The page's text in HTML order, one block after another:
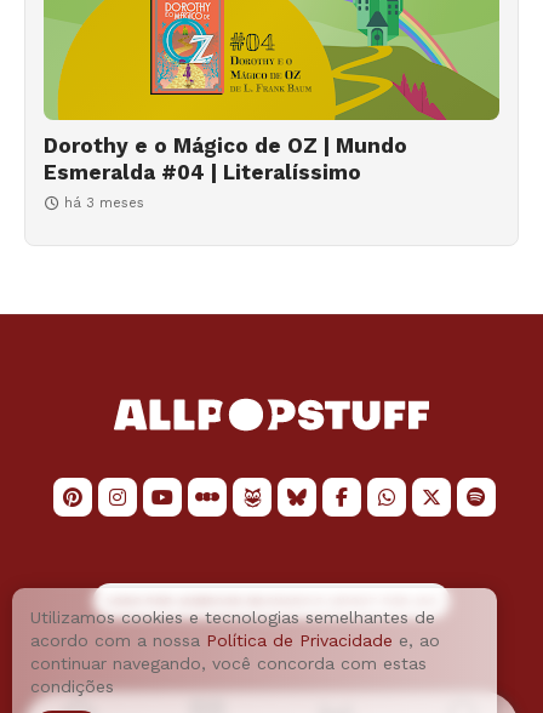
Dorothy e o Mágico de OZ | Mundo
Esmeralda #04 | Literalíssimo
há 3 meses
Utilizamos cookies e tecnologias semelhantes de
acordo com a nossa Política de Privacidade e, ao
continuar navegando, você concorda com estas
condições